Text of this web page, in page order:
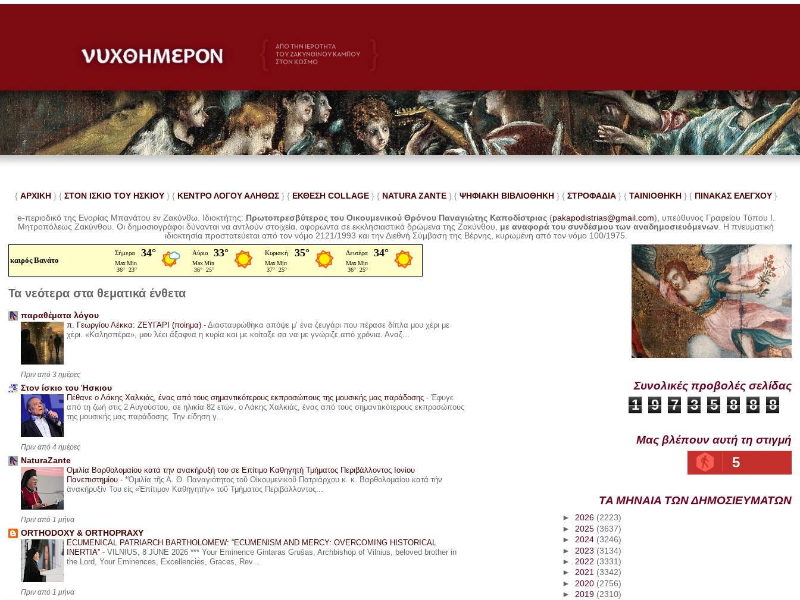
{ ΑΡΧΙΚΗ } { ΣΤΟΝ ΙΣΚΙΟ ΤΟΥ ΗΣΚΙΟΥ } { ΚΕΝΤΡΟ ΛΟΓΟΥ ΑΛΗΘΩΣ } { ΕΚΘΕΣΗ COLLAGE }{ NATURA ZANTE} { ΨΗΦΙΑΚΗ ΒΙΒΛΙΟΘΗΚΗ } { ΣΤΡΟΦΑΔΙΑ } { ΤΑΙΝΙΟΘΗΚΗ } { ΠΙΝΑΚΑΣ ΕΛΕΓΧΟΥ}
e-περιοδικό της Ενορίας Μπανάτου εν Ζακύνθω. Ιδιοκτήτης: Πρωτοπρεσβύτερος του Οικουμενικού Θρόνου Παναγιώτης Καποδίστριας (pakapodistrias@gmail.com), υπεύθυνος Γραφείου Τύπου Ι.
Μητροπόλεως Ζακύνθου.Οι δημοσιογράφοι δύνανται να αντλούν στοιχεία, αφορώντα σε εκκλησιαστικά δρώμενα της Ζακύνθου, με αναφορά του συνδέσμου των αναδημοσιευόμενων . Ηπνευματική
ιδιοκτησία προστατεύεται από τον νόμο 2121/1993 και την Διεθνή Σύμβαση της Βέρνης, κυρωμένη από τον νόμο 100/1975.
καιρός Βανάτο
Τα νεότερα στα θεματικά ένθετα
παραθέματα λόγου
π. Γεωργίου Λέκκα: ΖΕΥΓΑΡΙ (ποίημα) - Διασταυρώθηκα απόψε μ’ ένα ζευγάρι που πέρασε δίπλα μου χέρι με
χέρι. «Καλησπέρα», μου λέει άξαφνα η κυρία και με κοίταξε σα να με γνώριζε από χρόνια. Αναζ...
Πριν από 3 ημέρες
Στον ίσκιο του Ήσκιου
Πέθανε ο Λάκης Χαλκιάς, ένας από τους σημαντικότερους εκπροσώπους της μουσικής μας παράδοσης - Έφυγε
από τη ζωή στις 2 Αυγούστου, σε ηλικία 82 ετών, ο Λάκης Χαλκιάς, ένας από τους σημαντικότερους εκπροσώπους
της μουσικής μας παράδοσης. Την είδηση γ...
Πριν από 4 ημέρες
NaturaZante
Ομιλία Βαρθολομαίου κατά την ανακήρυξή του σε Επίτιμο Καθηγητή Τμήματος Περιβάλλοντος Ιονίου
Πανεπιστημίου - *Ὁμιλία τῆς Α. Θ. Παναγιότητος τοῦ Οἰκουμενικοῦ Πατριάρχου κ. κ. Βαρθολομαίου κατά τήν
ἀνακήρυξίν Του εἰς «Ἐπίτιμον Καθηγητήν» τοῦ Τμήματος Περιβάλλοντος...
Πριν από 1 μήνα
ORTHODOXY & ORTHOPRAXY
ECUMENICAL PATRIARCH BARTHOLOMEW: “ECUMENISM AND MERCY: OVERCOMING HISTORICAL
INERTIA” - VILNIUS, 8 JUNE 2026 *** Your Eminence Gintaras Grušas, Archbishop of Vilnius, beloved brother in
the Lord, Your Eminences, Excellencies, Graces, Rev...
Πριν από 1 μήνα
Συνολικές προβολές σελίδας
1 9 7 3 5 8 8 8
Μας βλέπουν αυτή τη στιγμή
5
ΤΑ ΜΗΝΑΙΑ ΤΩΝ ΔΗΜΟΣΙΕΥΜΑΤΩΝ
►2026 (2223)
► 2025 (3637)
►2024 (3246)
► 2023 (3134)
► 2022 (3331)
►2021 (3342)
► 2020 (2756)
►2019 (2310)